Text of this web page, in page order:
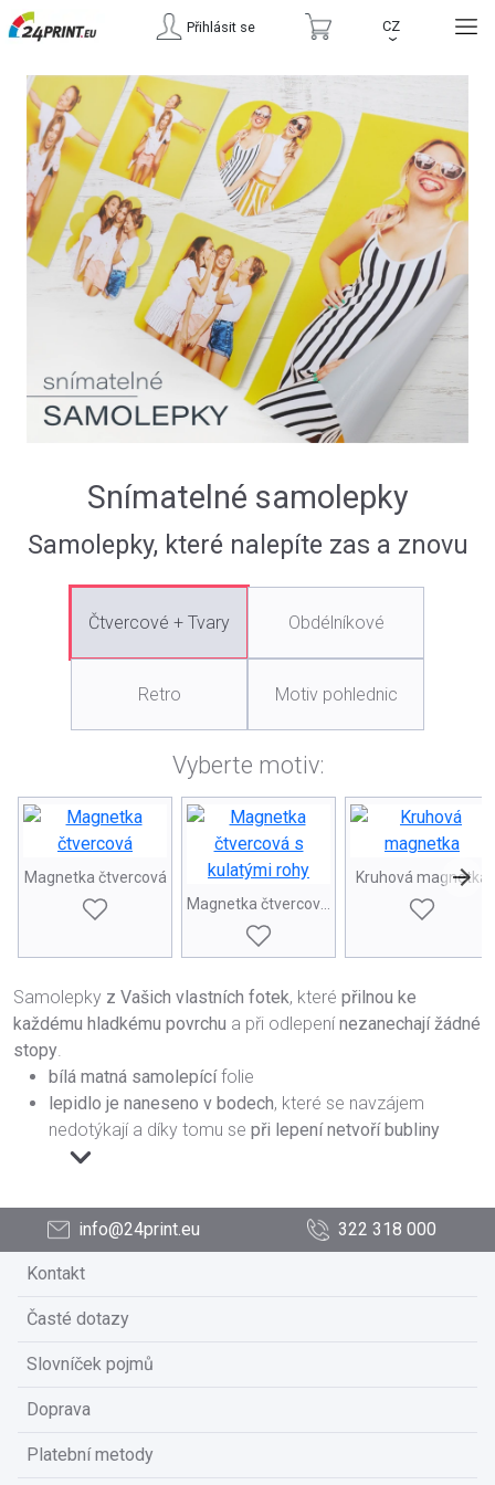
Přihlásit se CZ
›
Snímatelné samolepky
Samolepky, které nalepíte zas a znovu
Čtvercové + Tvary Obdélníkové
Retro Motiv pohlednic
Vyberte motiv:
Magnetka čtvercová
Magnetka čtvercová s kulatými rohy
Kruhová magnetka
Samolepky z Vašich vlastních fotek, které přilnou ke
každému hladkému povrchu a při odlepenínezanechají žádné
stopy.
bílá matná samolepícífolie
lepidlo je naneseno v bodech, které se navzájem
nedotýkají a díky tomu se při lepení netvoří bubliny
info@24print.eu 322 318 000
Kontakt
Časté dotazy
Slovníček pojmů
Doprava
Platební metody